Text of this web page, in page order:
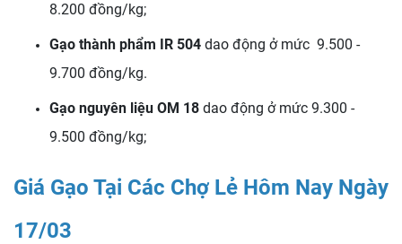
8.200 đồng/kg;
Gạo thành phẩm IR 504 dao động ở mức 9.500 -
9.700 đồng/kg.
Gạo nguyên liệu OM 18 dao động ở mức 9.300 -
9.500 đồng/kg;
Giá Gạo Tại Các Chợ Lẻ Hôm Nay Ngày
17/03